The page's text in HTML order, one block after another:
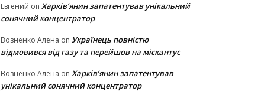
Евгений on Харків’янин запатентував унікальний
сонячний концентратор
Возненко Алена on Українець повністю
відмовився від газу та перейшов на міскантус
Возненко Алена on Харків’янин запатентував
унікальний сонячний концентратор